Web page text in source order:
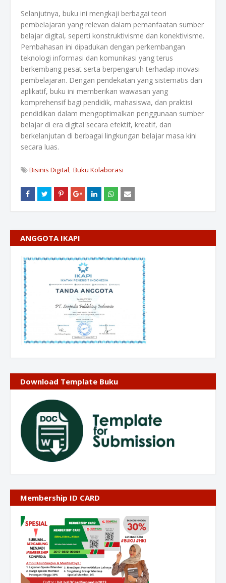
Selanjutnya, buku ini mengkaji berbagai teori
pembelajaran yang relevan dalam pemanfaatan sumber
belajar digital, seperti konstruktivisme dan konektivisme.
Pembahasan ini dipadukan dengan perkembangan
teknologi informasi dan komunikasi yang terus
berkembang pesat serta berpengaruh terhadap inovasi
pembelajaran. Dengan pendekatan yang sistematis dan
aplikatif, buku ini memberikan wawasan yang
komprehensif bagi pendidik, mahasiswa, dan praktisi
pendidikan dalam mengoptimalkan penggunaan sumber
belajar di era digital secara efektif, kreatif, dan
berkelanjutan di berbagai lingkungan belajar masa kini
secara luas.
Bisinis Digital Buku Kolaborasi
ANGGOTA IKAPI
Download Template Buku
Membership ID CARD